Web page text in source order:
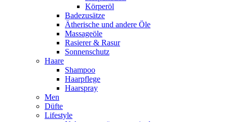
Körperöl
Badezusätze
Ätherische und andere Öle
Massageöle
Rasierer & Rasur
Sonnenschutz
Haare
Shampoo
Haarpflege
Haarspray
Men
Düfte
Lifestyle